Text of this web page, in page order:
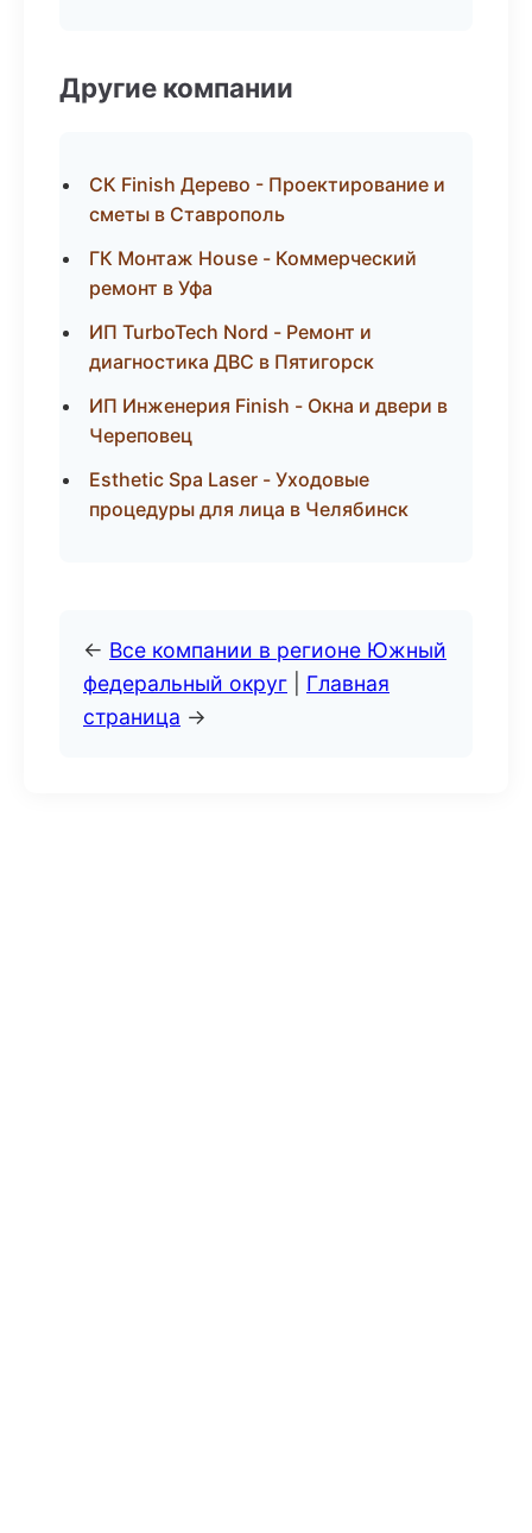
Другие компании
СК Finish Дерево - Проектирование и
сметы в Ставрополь
ГК Монтаж House - Коммерческий
ремонт в Уфа
ИП TurboTech Nord - Ремонт и
диагностика ДВС в Пятигорск
ИП Инженерия Finish - Окна и двери в
Череповец
Esthetic Spa Laser - Уходовые
процедуры для лица в Челябинск
← Все компании в регионе Южный
федеральный округ
Главная
страница →